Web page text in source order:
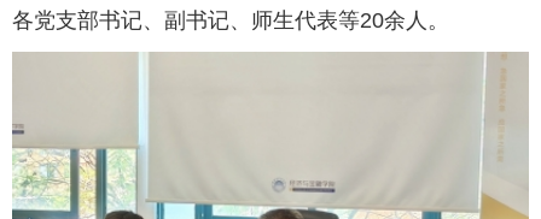
各党支部书记、副书记、师生代表等20余人。